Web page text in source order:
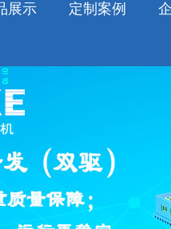
展示 定制案例